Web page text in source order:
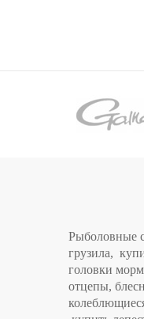
Рыболовные
грузила,
головки
отцепы,